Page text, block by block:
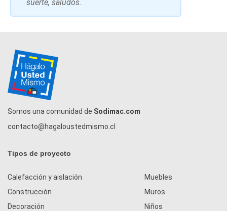
suerte, saludos.
Somos una comunidad de Sodimac.com
contacto@hagaloustedmismo.cl
Tipos de proyecto
Calefacción y aislación
Construcción
Decoración
Muebles
Muros
Niños